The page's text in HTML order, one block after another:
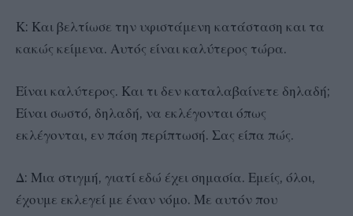
Κ: Και βελτίωσε την υφιστάμενη κατάσταση και τα
κακώς κείμενα. Αυτός είναι καλύτερος τώρα.
Είναι καλύτερος. Και τι δεν καταλαβαίνετε δηλαδή;
Είναι σωστό, δηλαδή, να εκλέγονται όπως
εκλέγονται, εν πάση περίπτωσή. Σας είπα πώς.
Δ: Μια στιγμή, γιατί εδώ έχει σημασία. Εμείς, όλοι,
έχουμε εκλεγεί με έναν νόμο. Με αυτόν που